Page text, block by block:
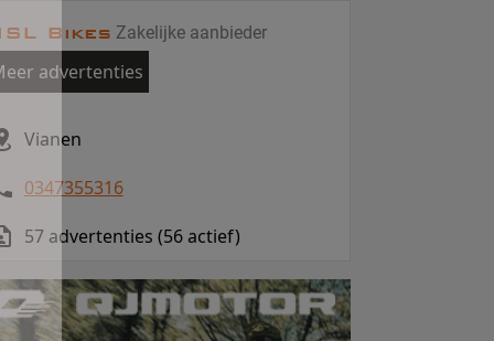
Bikes Zakelijke aanbieder
advertenties
Vianen
0347355316
57 advertenties (56 actief)